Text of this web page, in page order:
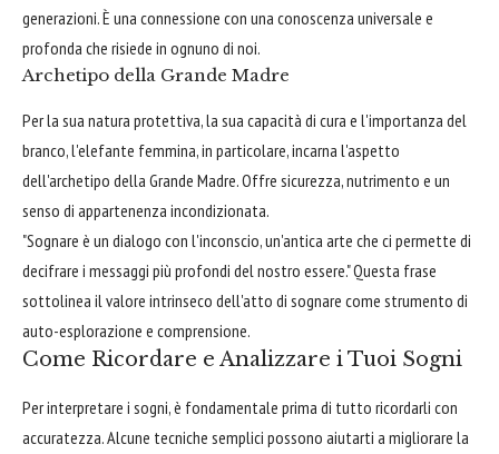
generazioni. È una connessione con una conoscenza universale e
profonda che risiede in ognuno di noi.
Archetipo della Grande Madre
Per la sua natura protettiva, la sua capacità di cura e l'importanza del
branco, l'elefante femmina, in particolare, incarna l'aspetto
dell'archetipo della Grande Madre. Offre sicurezza, nutrimento e un
senso di appartenenza incondizionata.
"Sognare è un dialogo con l'inconscio, un'antica arte che ci permette di
decifrare i messaggi più profondi del nostro essere." Questa frase
sottolinea il valore intrinseco dell'atto di sognare come strumento di
auto-esplorazione e comprensione.
Come Ricordare e Analizzare i Tuoi Sogni
Per interpretare i sogni, è fondamentale prima di tutto ricordarli con
accuratezza. Alcune tecniche semplici possono aiutarti a migliorare la